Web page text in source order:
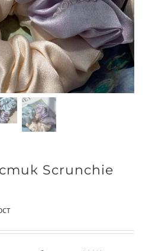
Scrunchie